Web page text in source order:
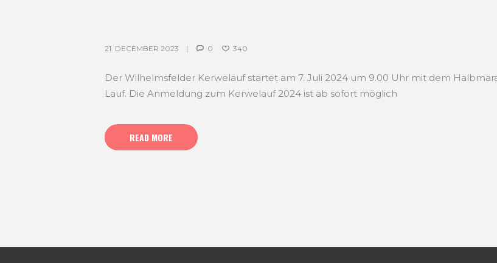
21. DECEMBER 2023 0 340
Der Wilhelmsfelder Kerwelauf startet am 7. Juli 2024 um 9.00 Uhr mit dem
Lauf. Die Anmeldung zum Kerwelauf 2024 ist ab sofort möglich
READ MORE